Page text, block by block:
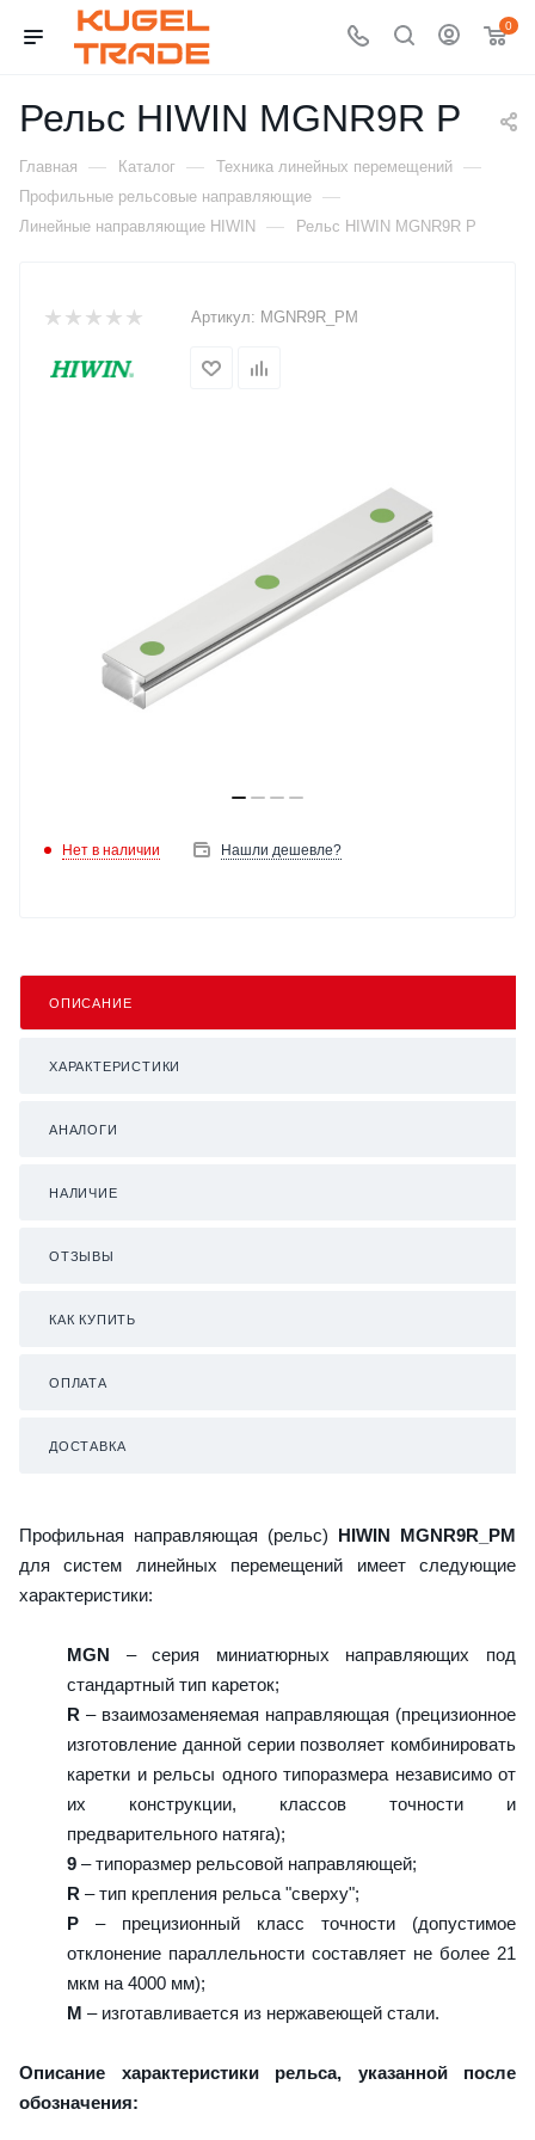
0
Рельс HIWIN MGNR9R P
Главная — Каталог — Техника линейных перемещений —
Профильные рельсовые направляющие —
Линейные направляющие HIWIN — Рельс HIWIN MGNR9R P
Артикул: MGNR9R_PM
Нет в наличии Нашли дешевле?
ОПИСАНИЕ
ХАРАКТЕРИСТИКИ
АНАЛОГИ
НАЛИЧИЕ
ОТЗЫВЫ
КАК КУПИТЬ
ОПЛАТА
ДОСТАВКА
Профильная направляющая (рельс) HIWIN MGNR9R_PM
для систем линейных перемещений имеет следующие
характеристики:
MGN – серия миниатюрных направляющих под
стандартный тип кареток;
R – взаимозаменяемая направляющая (прецизионное
изготовление данной серии позволяет комбинировать
каретки и рельсы одного типоразмера независимо от
их конструкции, классов точности и
предварительного натяга);
9 – типоразмер рельсовой направляющей;
R – тип крепления рельса "сверху";
P – прецизионный класс точности (допустимое
отклонение параллельности составляет не более 21
мкм на 4000 мм);
M – изготавливается из нержавеющей стали.
Описание характеристики рельса, указанной после
обозначения: